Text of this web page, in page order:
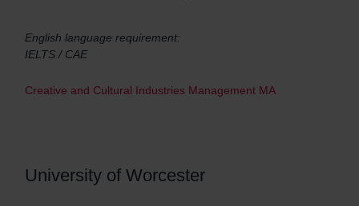
English language requirement:
IELTS / CAE
Creative and Cultural Industries Management MA
University of Worcester